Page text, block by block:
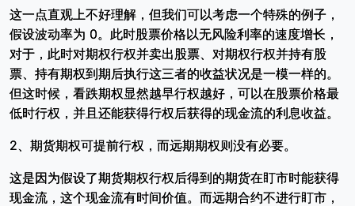
这一点直观上不好理解，但我们可以考虑一个特殊的例子，
假设波动率为 0。此时股票价格以无风险利率的速度增长，
对于，此时对期权行权并卖出股票、对期权行权并持有股
票、持有期权到期后执行这三者的收益状况是一模一样的。
但这时候，看跌期权显然越早行权越好，可以在股票价格最
低时行权，并且还能获得行权后获得的现金流的利息收益。
2、期货期权可提前行权，而远期期权则没有必要。
这是因为假设了期货期权行权后得到的期货在盯市时能获得
现金流，这个现金流有时间价值。而远期合约不进行盯市，